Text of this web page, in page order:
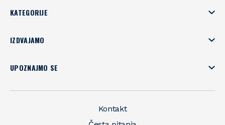
KATEGORIJE
IZDVAJAMO
UPOZNAJMO SE
Kontakt